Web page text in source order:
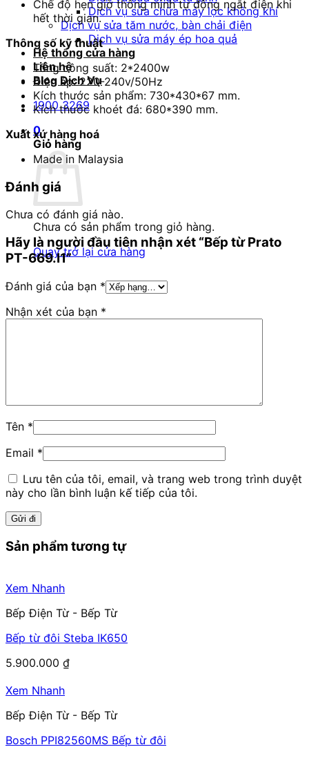
Dịch vụ sửa chữa máy lọc không khí
Dịch vụ sửa tăm nước, bàn chải điện
Dịch vụ sửa máy ép hoa quả
Hệ thống cửa hàng
Liên hệ
Blog Dịch Vụ
1900 3269
0
Giỏ hàng
Chưa có sản phẩm trong giỏ hàng.
Quay trở lại cửa hàng
Chế độ hẹn giờ thông minh tự động ngắt điện khi
hết thời gian.
Thông số kỹ thuật
Tổng công suất: 2*2400w
Điện áp: 220-240v/50Hz
Kích thước sản phẩm: 730*430*67 mm.
Kích thước khoét đá: 680*390 mm.
Xuất xứ hàng hoá
Made in Malaysia
Đánh giá
Chưa có đánh giá nào.
Hãy là người đầu tiên nhận xét “Bếp từ Prato
PT-669.I1”
Đánh giá của bạn *
Nhận xét của bạn *
Tên *
Email *
Lưu tên của tôi, email, và trang web trong trình duyệt
này cho lần bình luận kế tiếp của tôi.
Sản phẩm tương tự
Xem Nhanh
Bếp Điện Từ - Bếp Từ
Bếp từ đôi Steba IK650
5.900.000 ₫
Xem Nhanh
Bếp Điện Từ - Bếp Từ
Bosch PPI82560MS Bếp từ đôi